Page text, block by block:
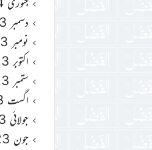
دسمبر 2023
نومبر 2023
اکتوبر 2023
ستمبر 2023
اگست 2023
جولائی 2023
جون 2023